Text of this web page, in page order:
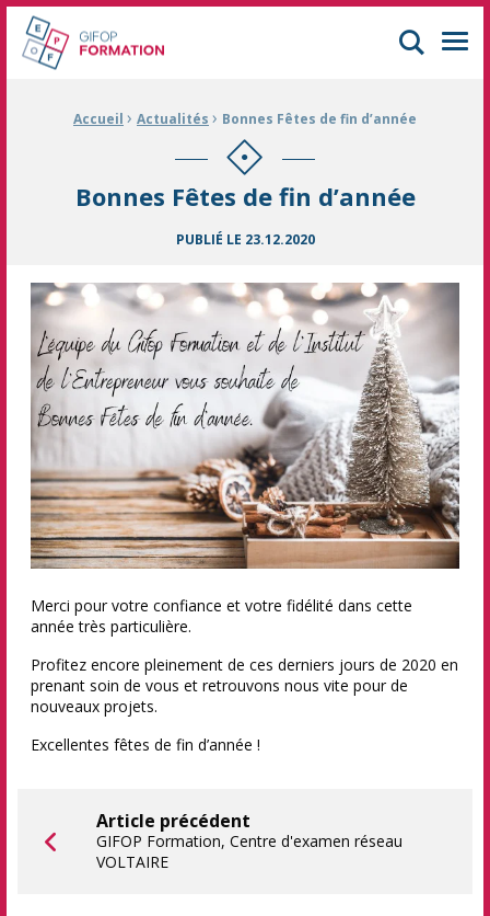
GIFOP Formation Centre de formation continue à Mulhouse
Fil d'Ariane :
Accueil › Actualités › Bonnes Fêtes de fin d’année
Bonnes Fêtes de fin d’année
PUBLIÉ LE 23.12.2020
Merci pour votre confiance et votre fidélité dans cette
année très particulière.
Profitez encore pleinement de ces derniers jours de 2020 en
prenant soin de vous et retrouvons nous vite pour de
nouveaux projets.
Excellentes fêtes de fin d’année !
Article précédent
GIFOP Formation, Centre d'examen réseau
VOLTAIRE